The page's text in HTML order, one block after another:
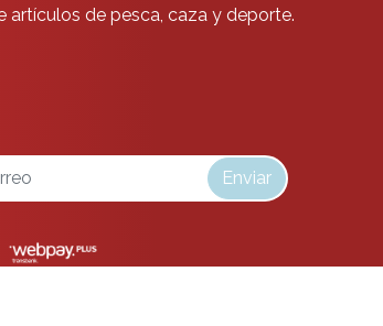
artículos de pesca, caza y deporte.
Enviar